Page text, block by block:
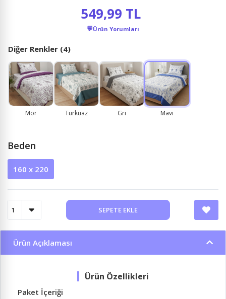
549,99 TL
💬Ürün Yorumları
Diğer Renkler (4)
Mor Turkuaz Gri Mavi
Beden
160 x 220
SEPETE EKLE
Ürün Açıklaması
Paket İçeriği